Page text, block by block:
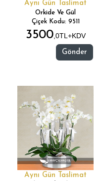
Aynı Gün Taslimat
Orkide Ve Gül
Çiçek Kodu: 9511
3500,0TL+KDV
Gönder
Aynı Gün Taslimat